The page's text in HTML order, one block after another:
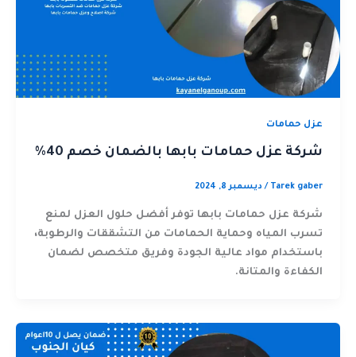
عزل حمامات
شركة عزل حمامات بابها بالضمان خصم 40%
Tarek gaber
/ ديسمبر 8, 2024
شركة عزل حمامات بابها توفر أفضل حلول العزل لمنع
تسرب المياه وحماية الحمامات من التشققات والرطوبة،
باستخدام مواد عالية الجودة وفريق متخصص لضمان
الكفاءة والمتانة.